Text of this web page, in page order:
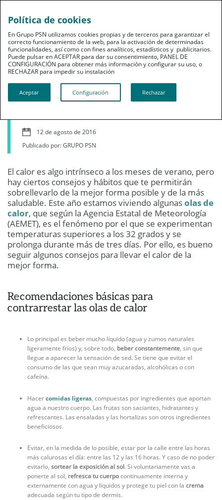
Bienestar
Claves para sobrellevar
12 de agosto de 2016
Publicado por: GRUPO PSN
El calor es algo intrínseco a los meses de verano, pero
hay ciertos consejos y hábitos que te permitirán
sobrellevarlo de la mejor forma posible y de la más
saludable. Este año estamos viviendo algunasolas de
calor, que según la Agencia Estatal de Meteorología
(AEMET), es el fenómeno por el que se experimentan
temperaturas superiores a los 32 grados y se
prolonga durante más de tres días. Por ello, es bueno
seguir algunos consejos para llevar el calor de la
mejor forma.
Recomendaciones básicas para
contrarrestar las olas de calor
Lo principal es beber mucho líquido (agua y zumos naturales
ligeramente fríos) y, sobre todo, beber constantemente, sin que
llegue a aparecer la sensación de sed. Se tiene que evitar el
consumo de las que sean muy azucaradas, alcohólicas o con
cafeína.
Hacercomidas ligeras, compuestas por ingredientes que aportan
agua a nuestro cuerpo. Las frutas son saciantes, hidratantes y
refrescantes. Las ensaladas y las hortalizas son otros ingredientes
beneficiosos.
Evitar, en la medida de lo posible, estar por la calle entre las horas
más calurosas el día: entre las 12 y las 16 horas. Y caso de no poder
evitarlo, sortear la exposición al sol. Si voluntariamente vas a
ponerte al sol, refresca tu cuerpocontinuamente interna y
externamente con agua y líquidos y protege tu piel con la crema
adecuada según tu tipo de dermis.
Política de cookies
En Grupo PSN utilizamos cookies propias y de terceros para garantizar el
correcto funcionamiento de la web, para la activación de determinadas
funcionalidades, así como con fines analíticos, estadísticos y publicitarios.
Puede pulsar en ACEPTAR para dar su consentimiento, PANEL DE
CONFIGURACIÓN para obtener más información y configurar su uso, o
RECHAZAR para impedir su instalación​​​​​​​
Aceptar Configuración Rechazar